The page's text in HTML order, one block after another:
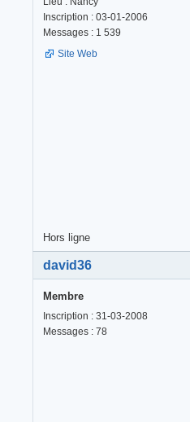
Inscription : 03-01-2006
Messages : 1 539
Site Web
Hors ligne
david36
Membre
Inscription : 31-03-2008
Messages : 78